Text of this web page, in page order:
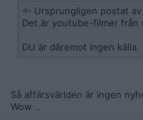
Ursprungligen postat av
Det är youtube-filmer från
DU är däremot ingen källa.
Så affärsvärlden är ingen
Wow ..